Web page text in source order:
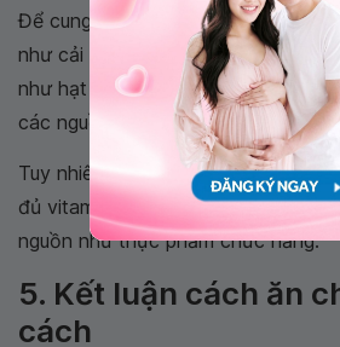
Để cung cấp đủ canxi và sắt, nên
như cải rổ, rau bina, cải xoăn và
như hạt óc chó, hạt chia, hạt lanh
các nguồn canxi và sắt tốt.
Tuy nhiên, các nguồn thực phẩm
đủ vitamin B12. Vì vậy, cần bổ
nguồn như thực phẩm chức năng.
5. Kết luận cách ăn
cách